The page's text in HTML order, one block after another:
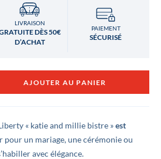
LIVRAISON
DÈS 50€
D’ACHAT
PAIEMENT
SÉCURISÉ
AJOUTER AU PANIER
« katie and millie bistre »est
pour un mariage, une cérémonie ou
avec élégance.